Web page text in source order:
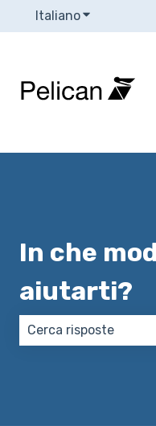
ItalianoMostra
In che
aiutarti?